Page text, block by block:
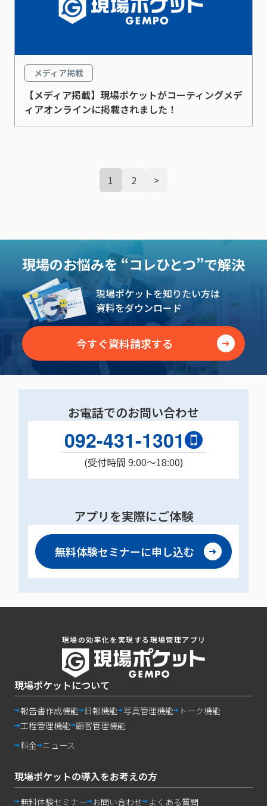
メディア掲載
【メディア掲載】現場ポケットがコーティングメデ
ィアオンラインに掲載されました！
1 2 >
現場のお悩みを “コレひとつ”で解決
現場ポケットを知りたい方は
資料をダウンロード
今すぐ資料請求する
お電話でのお問い合わせ
092-431-1301
(受付時間 9:00〜18:00)
アプリを実際にご体験
無料体験セミナーに申し込む
現場の効率化を実現する現場管理アプリ
現場ポケットについて
報告書作成機能 日報機能 写真管理機能
トーク機能
工程管理機能 顧客管理機能
料金 ニュース
現場ポケットの導入をお考えの方
無料体験セミナー お問い合わせ よくある質問